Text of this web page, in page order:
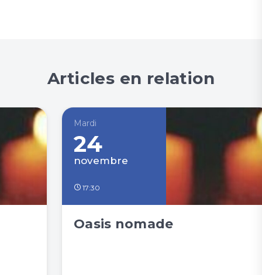
Articles en relation
Mardi
24
novembre
17:30
Oasis nomade